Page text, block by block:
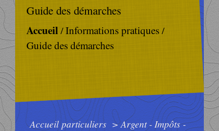
Guide des démarches
Accueil/Informations pratiques/
Guide des démarches
Accueil particuliers >Argent - Impôts -